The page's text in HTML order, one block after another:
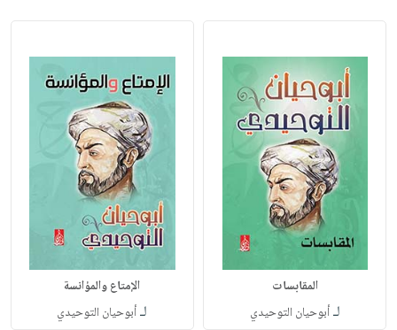
المقابسات
لـأبوحيان التوحيدي
الإمتاع والمؤانسة
لـأبوحيان التوحيدي